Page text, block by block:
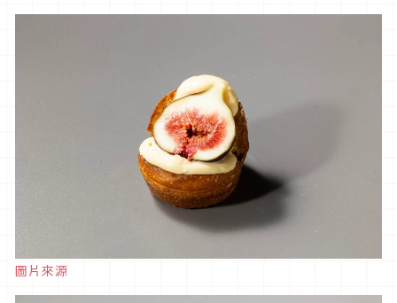
圖片來源